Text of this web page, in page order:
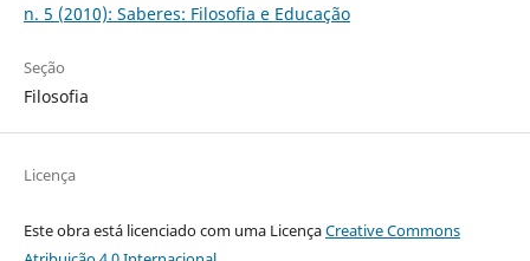
n. 5 (2010): Saberes: Filosofia e Educação
Seção
Filosofia
Licença
Este obra está licenciado com uma LicençaCreative Commons